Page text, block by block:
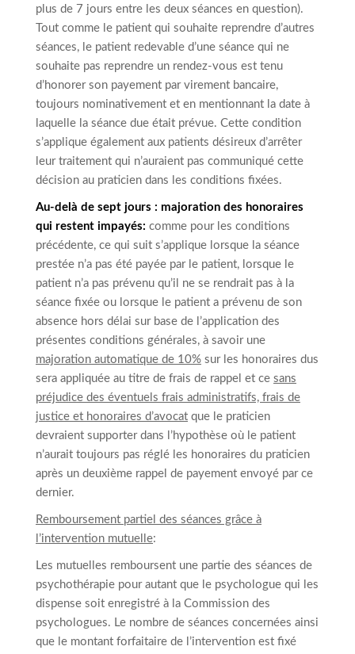
plus de 7 jours entre les deux séances en question).
Tout comme le patient qui souhaite reprendre d’autres
séances, le patient redevable d’une séance qui ne
souhaite pas reprendre un rendez-vous est tenu
d’honorer son payement par virement bancaire,
toujours nominativement et en mentionnant la date à
laquelle la séance due était prévue. Cette condition
s’applique également aux patients désireux d’arrêter
leur traitement qui n’auraient pas communiqué cette
décision au praticien dans les conditions fixées.
Au-delà de sept jours : majoration des honoraires
qui restent impayés: comme pour les conditions
précédente, ce qui suit s’applique lorsque la séance
prestée n’a pas été payée par le patient, lorsque le
patient n’a pas prévenu qu’il ne se rendrait pas à la
séance fixée ou lorsque le patient a prévenu de son
absence hors délai sur base de l’application des
présentes conditions générales, à savoir une
majoration automatique de 10% sur les honoraires dus
sera appliquée au titre de frais de rappel et ce sans
préjudice des éventuels frais administratifs, frais de
justice et honoraires d’avocat que le praticien
devraient supporter dans l’hypothèse où le patient
n’aurait toujours pas réglé les honoraires du praticien
après un deuxième rappel de payement envoyé par ce
dernier.
Remboursement partiel des séances grâce à
l’intervention mutuelle:
Les mutuelles remboursent une partie des séances de
psychothérapie pour autant que le psychologue qui les
dispense soit enregistré à la Commission des
psychologues. Le nombre de séances concernées ainsi
que le montant forfaitaire de l’intervention est fixé